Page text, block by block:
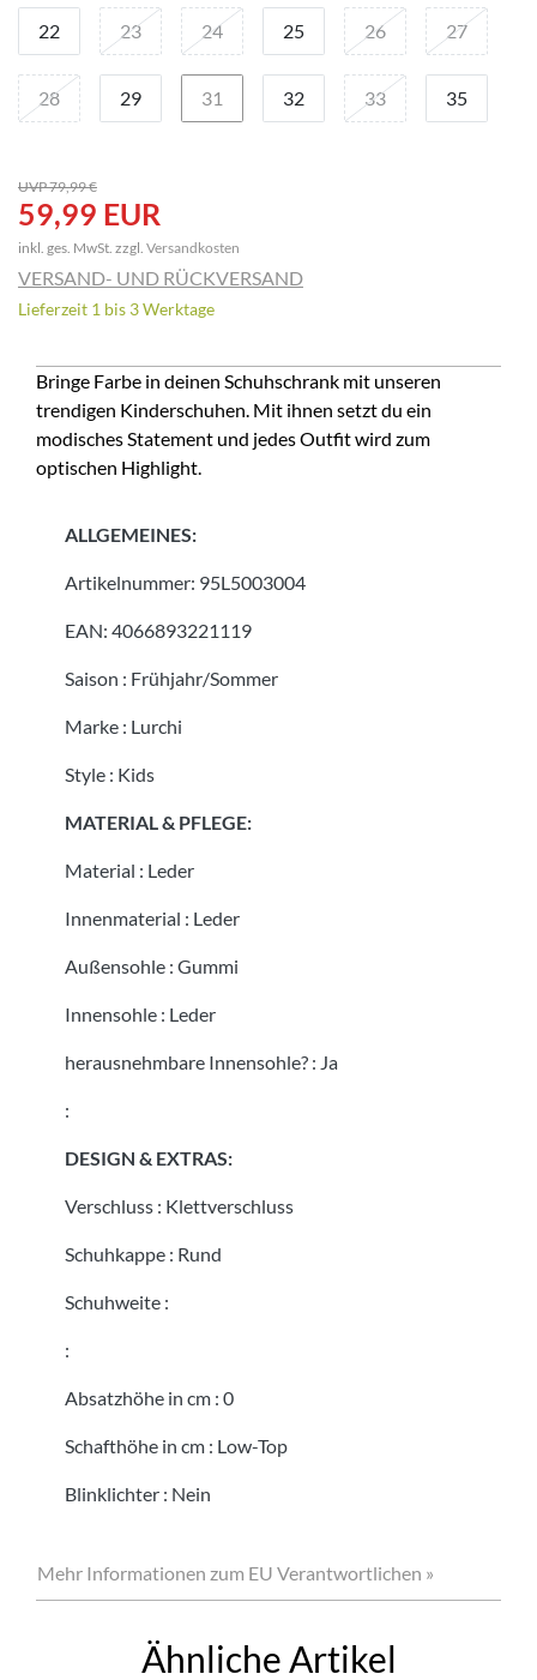
22 23 24 25 26 27
28 29 31 32 33 35
UVP 79,99 €
59,99 EUR
inkl. ges. MwSt. zzgl. Versandkosten
VERSAND- UND RÜCKVERSAND
Lieferzeit 1 bis 3 Werktage
Bringe Farbe in deinen Schuhschrank mit unseren
trendigen Kinderschuhen. Mit ihnen setzt du ein
modisches Statement und jedes Outfit wird zum
optischen Highlight.
ALLGEMEINES:
Artikelnummer: 95L5003004
EAN: 4066893221119
Saison : Frühjahr/Sommer
Marke : Lurchi
Style : Kids
MATERIAL & PFLEGE:
Material : Leder
Innenmaterial : Leder
Außensohle : Gummi
Innensohle : Leder
herausnehmbare Innensohle? : Ja
:
DESIGN & EXTRAS:
Verschluss : Klettverschluss
Schuhkappe : Rund
Schuhweite :
:
Absatzhöhe in cm : 0
Schafthöhe in cm : Low-Top
Blinklichter : Nein
Mehr Informationen zum EU Verantwortlichen »
Ähnliche Artikel